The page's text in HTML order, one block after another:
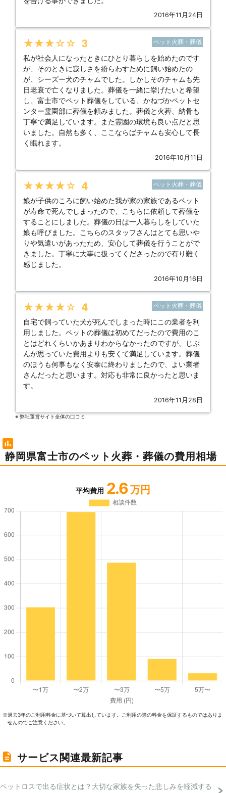
2016年11月24日
★★★★★ 3 ペット火葬・葬儀
私が社会人になったときにひとり暮らしを始めたのです
が、そのときに寂しさを紛らわすために飼い始めたの
が、シーズー犬のチャムでした。しかしそのチャムも先
日老衰で亡くなりました。葬儀を一緒に挙げたいと希望
し、富士市でペット葬儀をしている、かねづかペットセ
ンター霊園部に葬儀を頼みました。葬儀と火葬、納骨も
丁寧で満足しています。また霊園の環境も良い点だと思
いました。自然も多く、ここならばチャムも安心して長
く眠れます。
2016年10月11日
★★★★★ 4 ペット火葬・葬儀
娘が子供のころに飼い始めた我が家の家族であるペット
が寿命で死んでしまったので、こちらに依頼して葬儀を
することにしました。葬儀の日は一人暮らしをしていた
娘も呼びました。こちらのスタッフさんはとても思いや
りや気遣いがあったため、安心して葬儀を行うことがで
きました。丁寧に大事に扱ってくださったので有り難く
感じました。
2016年10月16日
★★★★★ 4 ペット火葬・葬儀
自宅で飼っていた犬が死んでしまった時にこの業者を利
用しました。ペットの葬儀は初めてだったので費用のこ
とはどれくらいかあまりわからなかったのですが、じぶ
んが思っていた費用よりも安くて満足しています。葬儀
のほうも何事もなく安泰に終わりましたので、よい業者
さんだったと思います。対応も非常に良かったと思いま
す。
2016年11月28日
※ 弊社運営サイト全体の⼝コミ
静岡県富士市のペット火葬・葬儀の費用相場
平均費用 2.6 万円
※過去3年のご利⽤料⾦に基づいて算出しています。ご利⽤の際の料⾦を保証するものではありま
せんのでご注意ください。
サービス関連最新記事
ペットロスで出る症状とは？大切な家族を失った悲しみを軽減する